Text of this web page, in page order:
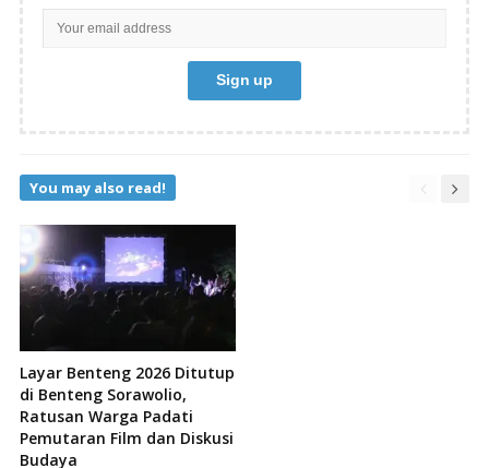
You may also read!
Layar Benteng 2026 Ditutup
di Benteng Sorawolio,
Ratusan Warga Padati
Pemutaran Film dan Diskusi
Budaya